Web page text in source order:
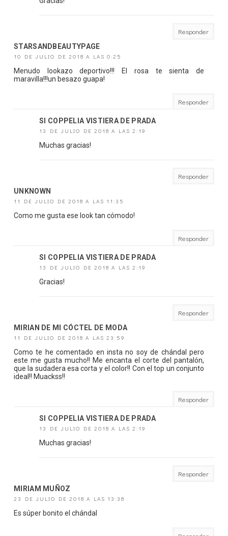
Responder
STARSANDBEAUTYPAGE
10 DE JULIO DE 2018 A LAS 0:25
Menudo lookazo deportivo!!! El rosa te sienta de
maravilla!!!un besazo guapa!
Responder
SI COPPELIA VISTIERA DE PRADA
13 DE JULIO DE 2018 A LAS 2:19
Muchas gracias!
Responder
UNKNOWN
11 DE JULIO DE 2018 A LAS 11:35
Como me gusta ese look tan cómodo!
Responder
SI COPPELIA VISTIERA DE PRADA
13 DE JULIO DE 2018 A LAS 2:19
Gracias!
Responder
MIRIAN DE MI CÓCTEL DE MODA
11 DE JULIO DE 2018 A LAS 23:59
Como te he comentado en insta no soy de chándal pero
este me gusta mucho!! Me encanta el corte del pantalón,
que la sudadera esa corta y el color!! Con el top un conjunto
ideal!! Muackss!!
Responder
SI COPPELIA VISTIERA DE PRADA
13 DE JULIO DE 2018 A LAS 2:19
Muchas gracias!
Responder
MIRIAM MUÑOZ
23 DE JULIO DE 2018 A LAS 13:38
Es súper bonito el chándal